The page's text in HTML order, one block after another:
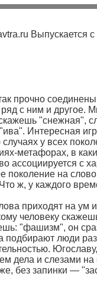
Выпускается с
прочно соединены
ряд с ним и другое.
"снежная",
Интересная
у всех
метафорах, в
ассоциируется с
на
ж, у каждого
приходят на ум
человеку
"фашизм", он
люди
дела и слезами
без запинки —